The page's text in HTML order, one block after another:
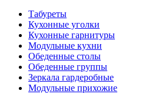
Табуреты
Кухонные уголки
Кухонные гарнитуры
Модульные кухни
Обеденные столы
Обеденные группы
Зеркала гардеробные
Модульные прихожие